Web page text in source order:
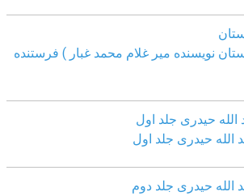
نویسنده میر غلام محمد غبار ) فرستنده
الله حیدری جلد اول
الله حیدری جلد اول
الله حیدری جلد دوم